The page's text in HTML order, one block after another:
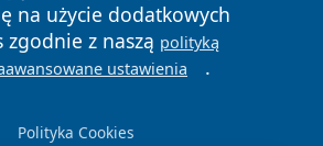
na użycie dodatkowych
z naszą polityką
ustawienia .
Polityka Cookies